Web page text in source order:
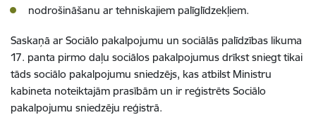
nodrošināšanu ar tehniskajiem palīglīdzekļiem.
Saskaņā ar Sociālo pakalpojumu un sociālās palīdzības likuma
17. panta pirmo daļu sociālos pakalpojumus drīkst sniegt tikai
tāds sociālo pakalpojumu sniedzējs, kas atbilst Ministru
kabineta noteiktajām prasībām un ir reģistrēts Sociālo
pakalpojumu sniedzēju reģistrā.